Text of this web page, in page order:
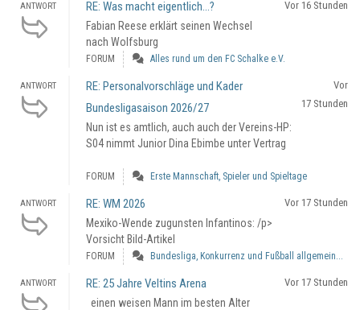
ANTWORT RE: Was macht eigentlich...?
Fabian Reese erklärt seinen Wechsel
nach Wolfsburg
Vor 16 Stunden
FORUM Alles rund um den FC Schalke e.V.
ANTWORT
RE: Personalvorschläge und Kader
Bundesligasaison 2026/27
Nun ist es amtlich, auch auch der Vereins-HP:
S04 nimmt Junior Dina Ebimbe unter Vertrag
Vor
17 Stunden
FORUM Erste Mannschaft, Spieler und Spieltage
ANTWORT RE: WM 2026
Mexiko-Wende zugunsten Infantinos: /p>
Vorsicht Bild-Artikel
Vor 17 Stunden
FORUM Bundesliga, Konkurrenz und Fußball allgemein...
ANTWORT RE: 25 Jahre Veltins Arena
einen weisen Mann im besten Alter
Vor 17 Stunden